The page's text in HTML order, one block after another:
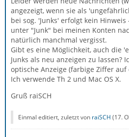
angezeigt, wenn sie als
bei sog. 'Junks' erfolgt kein
unter "Junk" bei meinen Konten
natürlich manchmal vergisst.
Gibt es eine Möglichkeit, auch die
Junks als neu anzeigen zu lassen?
optische Anzeige (farbige Ziffer
Ich verwende Th 2 und Mac OS X.
Gruß raiSCH
Einmal editiert, zuletzt von raiSCH (17.